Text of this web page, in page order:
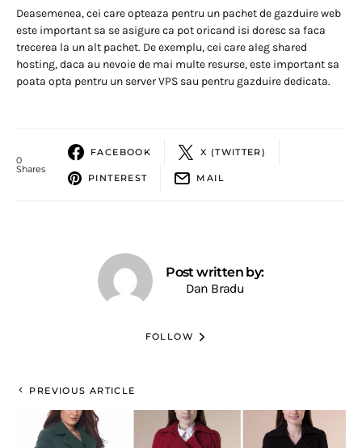
Deasemenea, cei care opteaza pentru un pachet de gazduire web
este important sa se asigure ca pot oricand isi doresc sa faca
trecerea la un alt pachet. De exemplu, cei care aleg shared
hosting, daca au nevoie de mai multe resurse, este important sa
poata opta pentru un server VPS sau pentru gazduire dedicata.
0
Shares
FACEBOOK X (TWITTER)
PINTEREST MAIL
Post written by:
Dan Bradu
FOLLOW
PREVIOUS ARTICLE